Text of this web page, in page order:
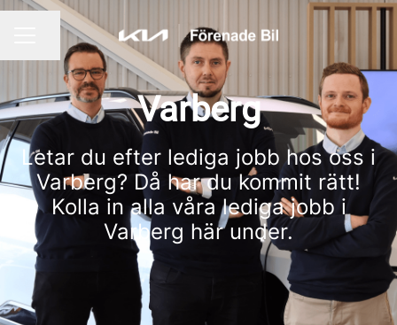
KARRIÄRMENY
Dela sidan
Varberg
Letar du efter lediga jobb hos oss i
Varberg? Då har du kommit rätt!
Kolla in alla våra lediga jobb i
Varberg här under.